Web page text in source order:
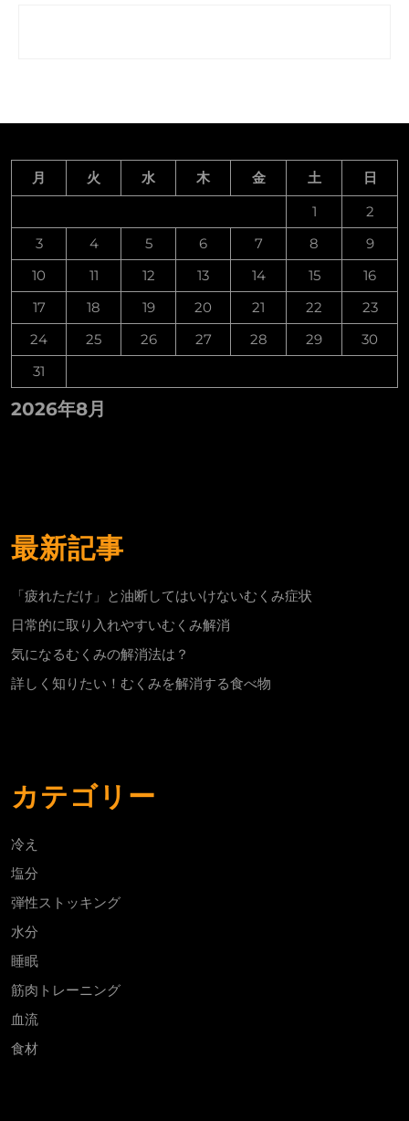
2026年8月
月 火 水 木 金 土
日
1
2
3
4 5 6 7 8
9
10
11 12 13 14 15
16
17
18 19 20 21 22
23
24
25 26 27 28 29
30
31
最新記事
「疲れただけ」と油断してはいけないむくみ症状
日常的に取り入れやすいむくみ解消
気になるむくみの解消法は？
詳しく知りたい！むくみを解消する食べ物
カテゴリー
冷え
塩分
弾性ストッキング
水分
睡眠
筋肉トレーニング
血流
食材